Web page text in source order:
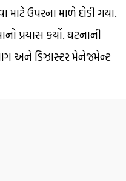
ઉપરના માળે દોડી ગયા.
પ્રયાસ કર્યો. ઘટનાની
અને ડિઝાસ્ટર મેનેજમેન્ટ